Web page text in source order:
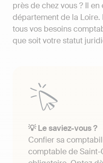
près de chez vous ? Il
département de la
tous vos besoins
que soit votre statut
💡 Le saviez-vous ?
Confier sa
comptable de Saint-